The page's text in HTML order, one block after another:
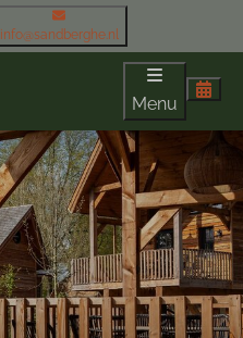
info@sandberghe.nl
Menu